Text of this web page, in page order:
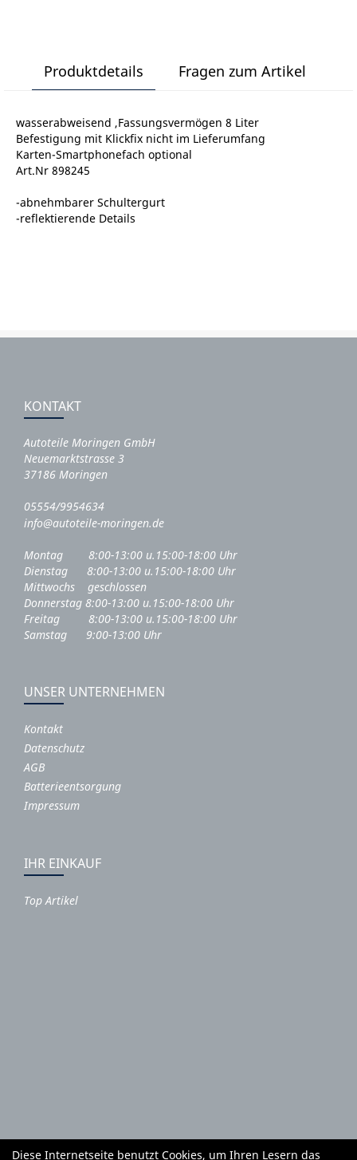
Produktdetails Fragen zum Artikel
wasserabweisend ,Fassungsvermögen 8 Liter
Befestigung mit Klickfix nicht im Lieferumfang
Karten-Smartphonefach optional
Art.Nr 898245
-abnehmbarer Schultergurt
-reflektierende Details
KONTAKT
Autoteile Moringen GmbH
Neuemarktstrasse 3
37186 Moringen
05554/9954634
info@autoteile-moringen.de
Montag 8:00-13:00 u.15:00-18:00 Uhr
Dienstag 8:00-13:00 u.15:00-18:00 Uhr
Mittwochs geschlossen
Donnerstag 8:00-13:00 u.15:00-18:00 Uhr
Freitag 8:00-13:00 u.15:00-18:00 Uhr
Samstag 9:00-13:00 Uhr
UNSER UNTERNEHMEN
Kontakt
Datenschutz
AGB
Batterieentsorgung
Impressum
IHR EINKAUF
Top Artikel
Diese Internetseite benutzt Cookies, um Ihren Lesern das